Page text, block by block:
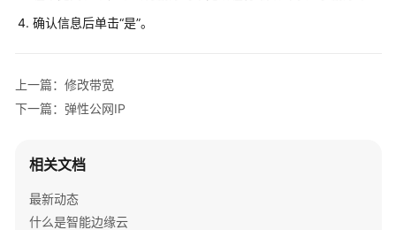
南
制
功
概
述
创
确认信息后单击“是”。
上一篇：修改带宽
下一篇：弹性公网IP
相关文档
最新动态
什么是智能边缘云